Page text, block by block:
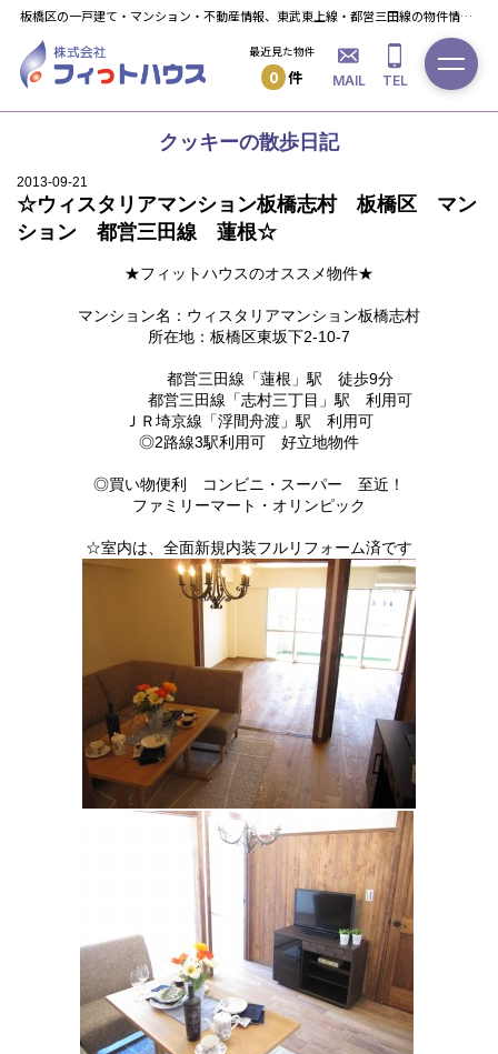
板橋区の一戸建て・マンション・不動産情報、東武東上線・都営三田線の物件情報ならフィっト・ハウスへ！
最近見た物件
0 件 MAIL TEL
クッキーの散歩日記
2013-09-21
☆ウィスタリアマンション板橋志村 板橋区 マン
ション 都営三田線 蓮根☆
★フィットハウスのオススメ物件★
マンション名：ウィスタリアマンション板橋志村
所在地：板橋区東坂下2-10-7
都営三田線「蓮根」駅 徒歩9分
都営三田線「志村三丁目」駅 利用可
ＪＲ埼京線「浮間舟渡」駅 利用可
◎2路線3駅利用可 好立地物件
◎買い物便利 コンビニ・スーパー 至近！
ファミリーマート・オリンピック
☆室内は、全面新規内装フルリフォーム済です